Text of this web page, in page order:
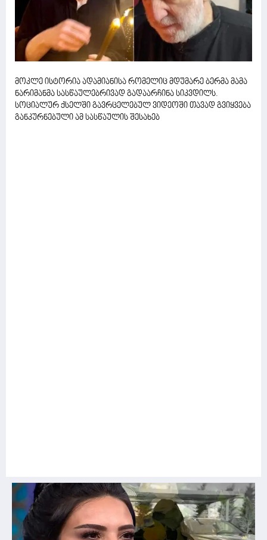
მოკლე ისტორია ადამიანისა რომელიც მდუმარე ბერმა მამა
ნარიმანმა სასწაულებრივად გადაარჩინა სიკვდილს.
სოციალურ ქსელში გავრცელებულ ვიდეოში თავად გვიყვება
განკურნებული ამ სასწაულის შესახებ